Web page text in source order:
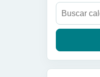
Buscar: